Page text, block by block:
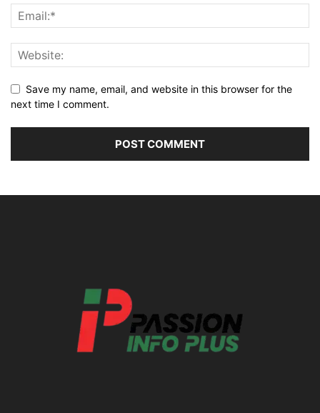
Save my name, email, and website in this browser for the
next time I comment.